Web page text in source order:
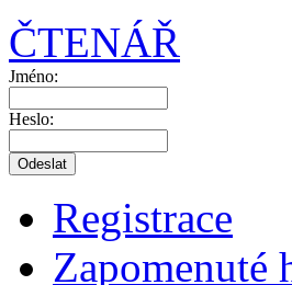
ČTENÁŘ
Jméno:
Heslo:
Registrace
Zapomenuté